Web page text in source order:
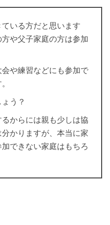
いる方だと思います
や父子家庭の方は参加
や練習などにも参加で
う？
からには親も少しは協
かりますが、本当に家
できない家庭はもちろ